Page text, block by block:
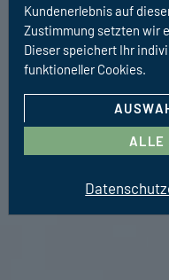
Kundenerlebnis auf
Zustimmung setzten wir
Dieser speichert Ihr
funktioneller Cookies.
ALLE